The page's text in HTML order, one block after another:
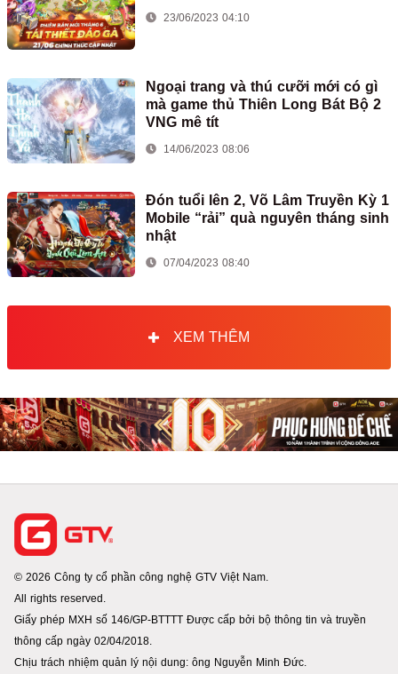
23/06/2023 04:10
Ngoại trang và thú cưỡi mới có gì
mà game thủ Thiên Long Bát Bộ 2
VNG mê tít
14/06/2023 08:06
Đón tuổi lên 2, Võ Lâm Truyền Kỳ 1
Mobile “rải” quà nguyên tháng sinh
nhật
07/04/2023 08:40
XEM THÊM
© 2026 Công ty cổ phần công nghệ GTV Việt Nam.
All rights reserved.
Giấy phép MXH số 146/GP-BTTTT Được cấp bởi bộ thông tin và truyền
thông cấp ngày 02/04/2018.
Chịu trách nhiệm quản lý nội dung: ông Nguyễn Minh Đức.